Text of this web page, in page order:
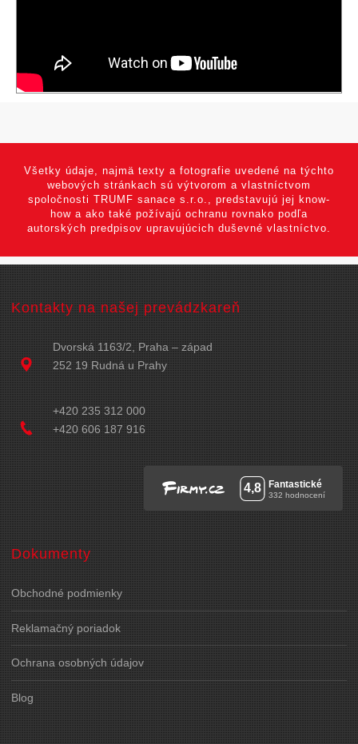
Všetky údaje, najmä texty a fotografie uvedené na týchto
webových stránkach sú výtvorom a vlastníctvom
spoločnosti TRUMF sanace s.r.o., predstavujú jej know-
how a ako také požívajú ochranu rovnako podľa
autorských predpisov upravujúcich duševné vlastníctvo.
Kontakty na našej prevádzkareň
Dvorská 1163/2, Praha – západ
252 19 Rudná u Prahy
+420 235 312 000
+420 606 187 916
Dokumenty
Obchodné podmienky
Reklamačný poriadok
Ochrana osobných údajov
Blog